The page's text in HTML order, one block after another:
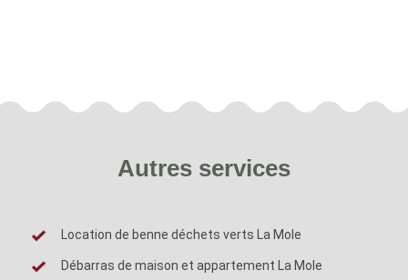
Autres services
Location de benne déchets verts La Mole
Débarras de maison et appartement La Mole